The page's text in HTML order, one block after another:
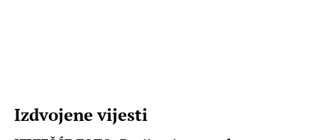
Izdvojene vijesti